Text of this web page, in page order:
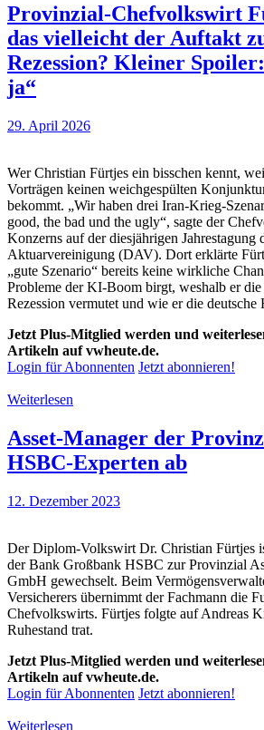
Provinzial-Chefvolkswirt
das vielleicht der Auftakt
Rezession? Kleiner
ja“
29. April 2026
Wer Christian Fürtjes ein bisschen kennt,
Vorträgen keinen weichgespülten
bekommt. „Wir haben drei Iran-Krieg-
good, the bad und the ugly“, sagte der
Konzerns auf der diesjährigen Jahrestagung
Aktuarvereinigung (DAV). Dort erklärte
„gute Szenario“ bereits keine wirkliche
Probleme der KI-Boom birgt, weshalb er
Rezession vermutet und wie er die
Jetzt Plus-Mitglied werden und
Artikeln auf vwheute.de.
Login für Abonnenten Jetzt abonnieren!
Weiterlesen
Asset-Manager der
HSBC-Experten ab
12. Dezember 2023
Der Diplom-Volkswirt Dr. Christian Fürtjes
der Bank Großbank HSBC zur Provinzial
GmbH gewechselt. Beim
Versicherers übernimmt der Fachmann die
Chefvolkswirts. Fürtjes folgte auf Andreas
Ruhestand trat.
Jetzt Plus-Mitglied werden und
Artikeln auf vwheute.de.
Login für Abonnenten Jetzt abonnieren!
Weiterlesen